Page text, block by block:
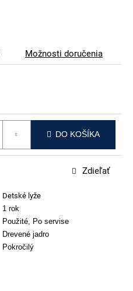
Možnosti doručenia
DO KOŠÍKA
Detské lyže
1 rok
Použité, Po servise
Drevené jadro
Pokročilý
Zdieľať